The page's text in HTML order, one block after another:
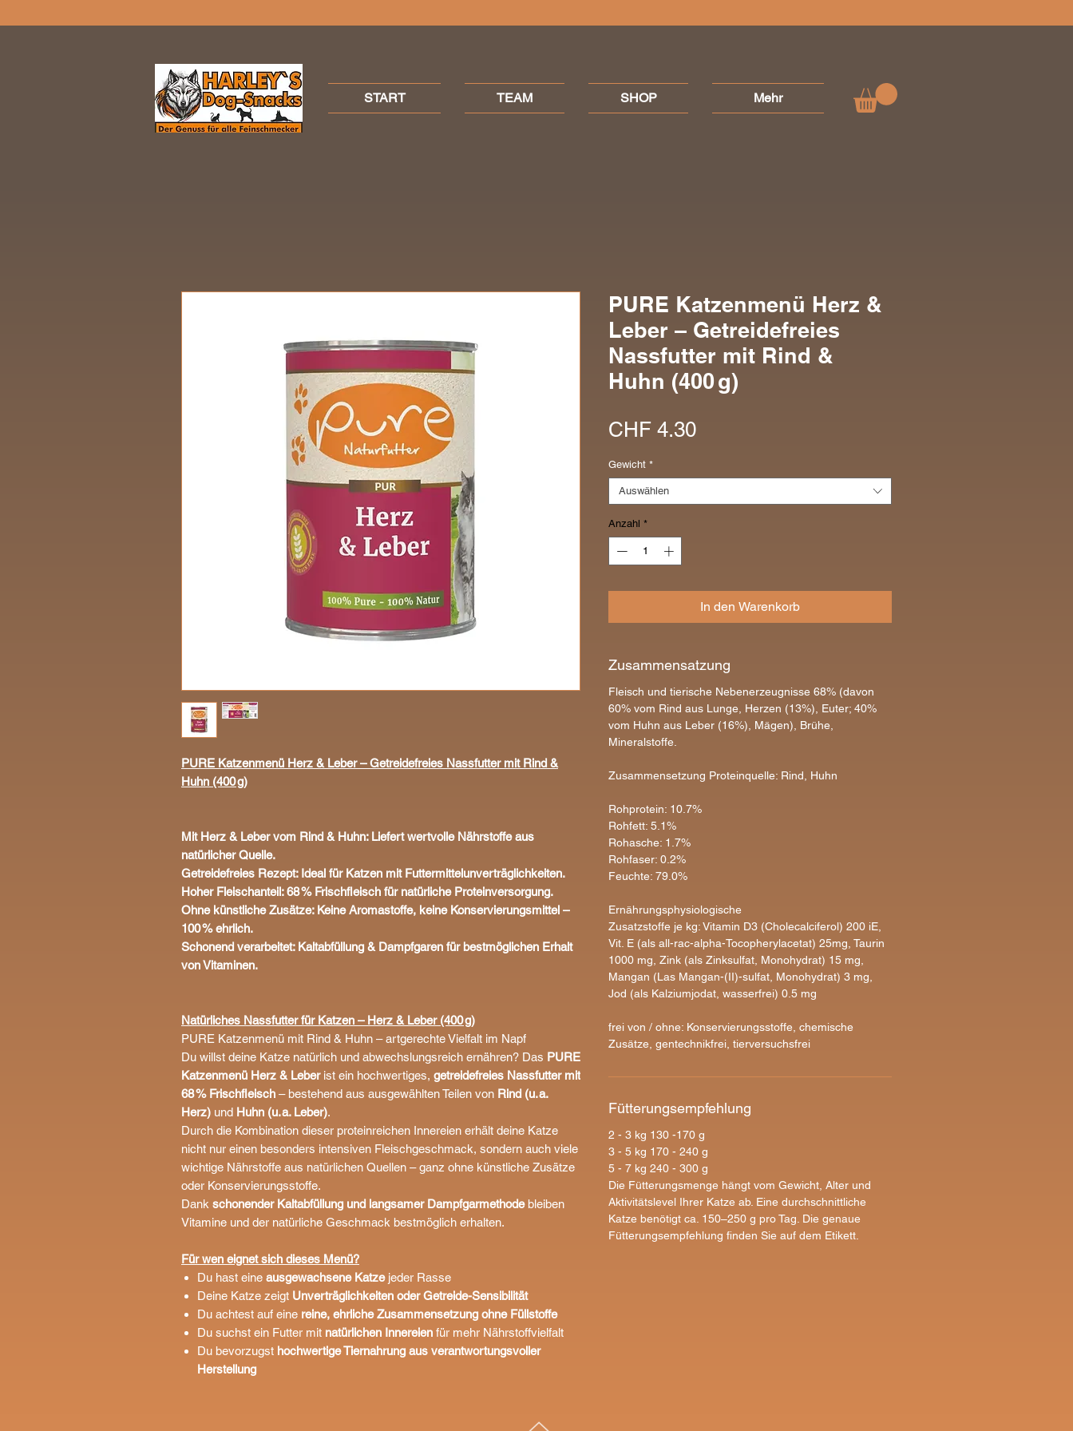
START TEAM SHOP Mehr
PURE Katzenmenü Herz & Leber – Getreidefreies Nassfutter mit Rind &
Huhn (400 g)
Mit Herz & Leber vom Rind & Huhn: Liefert wertvolle Nährstoffe aus
natürlicher Quelle.
Getreidefreies Rezept: Ideal für Katzen mit Futtermittelunverträglichkeiten.
Hoher Fleischanteil: 68 % Frischfleisch für natürliche Proteinversorgung.
Ohne künstliche Zusätze: Keine Aromastoffe, keine Konservierungsmittel –
100 % ehrlich.
Schonend verarbeitet: Kaltabfüllung & Dampfgaren für bestmöglichen Erhalt
von Vitaminen.
Natürliches Nassfutter für Katzen – Herz & Leber (400 g)
PURE Katzenmenü mit Rind & Huhn – artgerechte Vielfalt im Napf
Du willst deine Katze natürlich und abwechslungsreich ernähren? Das PURE
Katzenmenü Herz & Leberist ein hochwertiges, getreidefreies Nassfutter mit
68 % Frischfleisch – bestehend aus ausgewählten Teilen von Rind (u. a.
Herz) und Huhn (u. a. Leber).
Durch die Kombination dieser proteinreichen Innereien erhält deine Katze
nicht nur einen besonders intensiven Fleischgeschmack, sondern auch viele
wichtige Nährstoffe aus natürlichen Quellen – ganz ohne künstliche Zusätze
oder Konservierungsstoffe.
Dank schonender Kaltabfüllung und langsamer Dampfgarmethodebleiben
Vitamine und der natürliche Geschmack bestmöglich erhalten.
Für wen eignet sich dieses Menü?
Du hast eine ausgewachsene Katzejeder Rasse
Deine Katze zeigt Unverträglichkeiten oder Getreide-Sensibilität
Du achtest auf eine reine, ehrliche Zusammensetzung ohne Füllstoffe
Du suchst ein Futter mit natürlichen Innereien für mehr Nährstoffvielfalt
Du bevorzugst hochwertige Tiernahrung aus verantwortungsvoller
Herstellung
PURE Katzenmenü Herz &
Leber – Getreidefreies
Nassfutter mit Rind &
Huhn (400 g)
CHF 4.30Preis
Gewicht *
Auswählen
Anzahl *
In den Warenkorb
Zusammensatzung
Fleisch und tierische Nebenerzeugnisse 68% (davon
60% vom Rind aus Lunge, Herzen (13%), Euter; 40%
vom Huhn aus Leber (16%), Mägen), Brühe,
Mineralstoffe.
Zusammensetzung Proteinquelle: Rind, Huhn
Rohprotein: 10.7%
Rohfett: 5.1%
Rohasche: 1.7%
Rohfaser: 0.2%
Feuchte: 79.0%
Ernährungsphysiologische
Zusatzstoffe je kg: Vitamin D3 (Cholecalciferol) 200 iE,
Vit. E (als all-rac-alpha-Tocopherylacetat) 25mg, Taurin
1000 mg, Zink (als Zinksulfat, Monohydrat) 15 mg,
Mangan (Las Mangan-(II)-sulfat, Monohydrat) 3 mg,
Jod (als Kalziumjodat, wasserfrei) 0.5 mg
frei von / ohne: Konservierungsstoffe, chemische
Zusätze, gentechnikfrei, tierversuchsfrei
Fütterungsempfehlung
2 - 3 kg 130 -170 g
3 - 5 kg 170 - 240 g
5 - 7 kg 240 - 300 g
Die Fütterungsmenge hängt vom Gewicht, Alter und
Aktivitätslevel Ihrer Katze ab. Eine durchschnittliche
Katze benötigt ca. 150–250 g pro Tag. Die genaue
Fütterungsempfehlung finden Sie auf dem Etikett.